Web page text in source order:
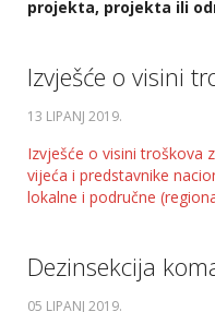
projekta, projekta ili
Izvješće o visini
13 LIPANJ 2019.
Izvješće o visini troškova
vijeća i predstavnike
lokalne i područne
Dezinsekcija
05 LIPANJ 2019.